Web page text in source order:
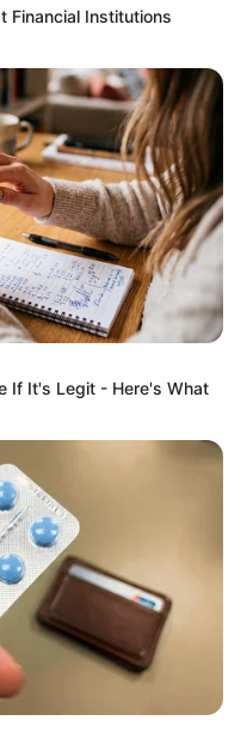
After Being
Better
Financial Institutions
If It's Legit - Here's What